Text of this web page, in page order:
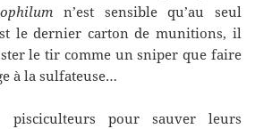
n’est sensible qu’au seul
le dernier carton de munitions, il
le tir comme un sniper que faire
à la sulfateuse…
pisciculteurs pour sauver leurs